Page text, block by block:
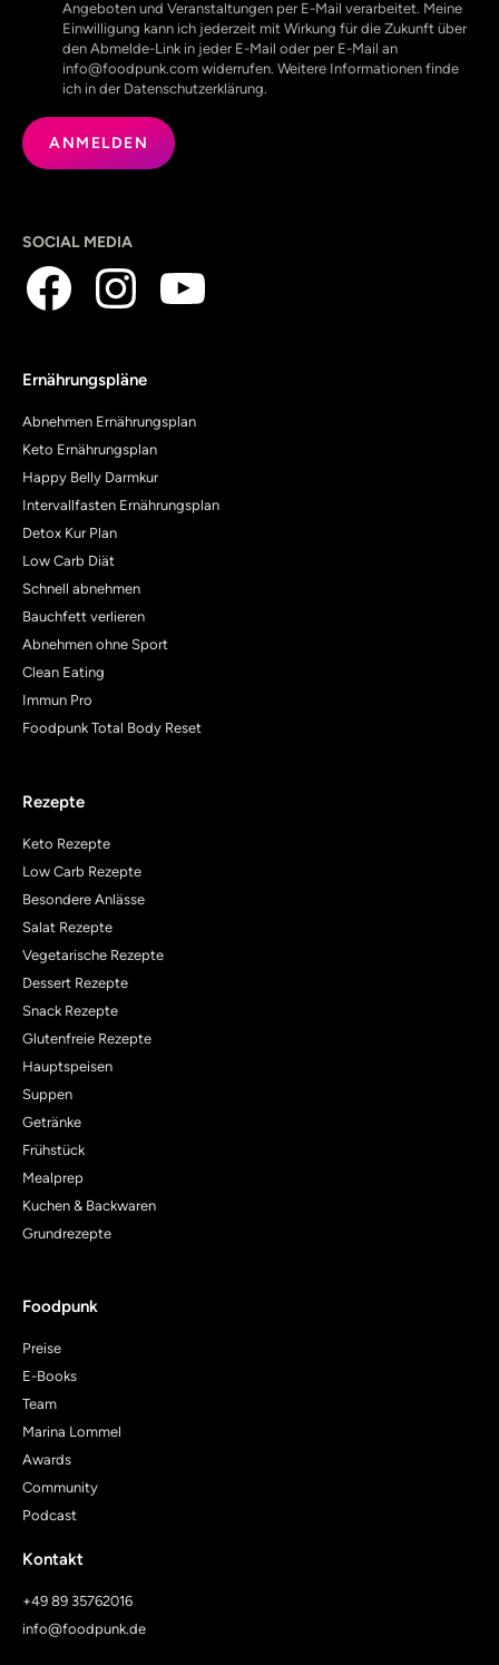
Angeboten und Veranstaltungen per E-Mail verarbeitet. Meine
Einwilligung kann ich jederzeit mit Wirkung für die Zukunft über
den Abmelde-Link in jeder E-Mail oder per E-Mail an
info@foodpunk.com widerrufen. Weitere Informationen finde
ich in der Datenschutzerklärung.
SOCIAL MEDIA
Ernährungspläne
Abnehmen Ernährungsplan
Keto Ernährungsplan
Happy Belly Darmkur
Intervallfasten Ernährungsplan
Detox Kur Plan
Low Carb Diät
Schnell abnehmen
Bauchfett verlieren
Abnehmen ohne Sport
Clean Eating
Immun Pro
Foodpunk Total Body Reset
Rezepte
Keto Rezepte
Low Carb Rezepte
Besondere Anlässe
Salat Rezepte
Vegetarische Rezepte
Dessert Rezepte
Snack Rezepte
Glutenfreie Rezepte
Hauptspeisen
Suppen
Getränke
Frühstück
Mealprep
Kuchen & Backwaren
Grundrezepte
Foodpunk
Preise
E-Books
Team
Marina Lommel
Awards
Community
Podcast
Kontakt
+49 89 35762016
info@foodpunk.de